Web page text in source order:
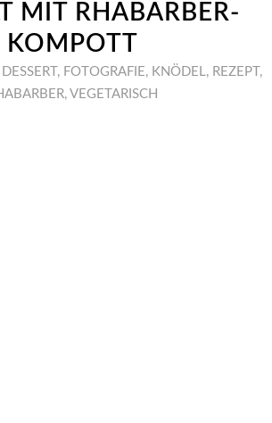
MIT RHABARBER-K
OMPOTT
DESSERT , FOTOGRAFIE, KNÖDEL, REZEPT ,
, VEGETARISCH